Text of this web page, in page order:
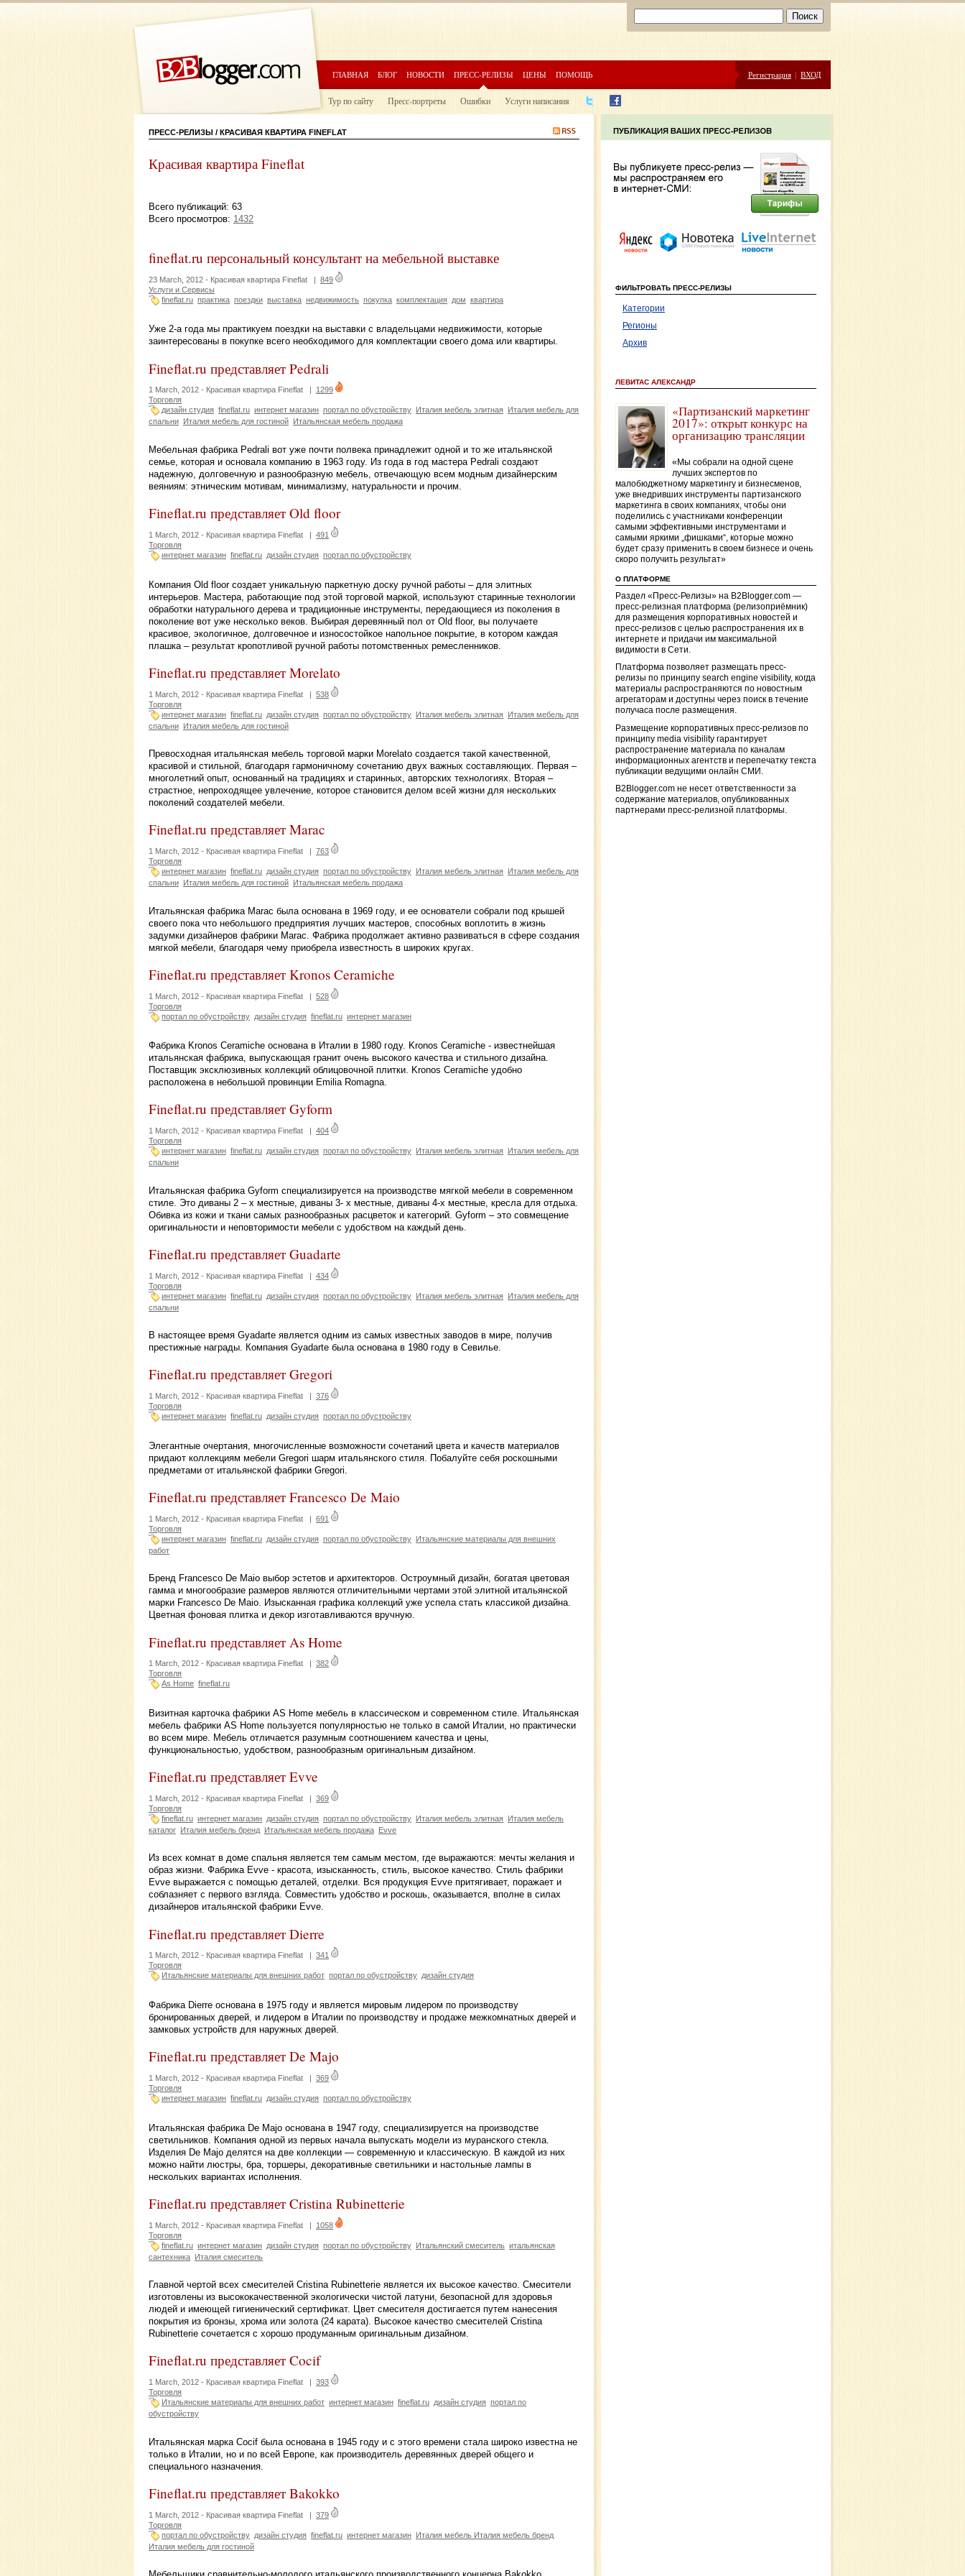
ГЛАВНАЯ БЛОГ НОВОСТИ ПРЕСС-РЕЛИЗЫ ЦЕНЫ ПОМОЩЬ Регистрация | ВХОД
Тур по сайту Пресс-портреты Ошибки Услуги написания
ПРЕСС-РЕЛИЗЫ / КРАСИВАЯ КВАРТИРА FINEFLAT
Красивая квартира Fineflat
Всего публикаций: 63
Всего просмотров: 1432
fineflat.ru персональный консультант на мебельной выставке
23 March, 2012 - Красивая квартира Fineflat | 849
Услуги и Сервисы
fineflat.ru практика поездки выставка недвижимость покупка комплектация дом квартира
Уже 2-а года мы практикуем поездки на выставки с владельцами недвижимости, которые
заинтересованы в покупке всего необходимого для комплектации своего дома или квартиры.
Fineflat.ru представляет Pedrali
1 March, 2012 - Красивая квартира Fineflat
1299
Торговля
дизайн студия fineflat.ru интернет магазин портал по обустройству Италия мебель элитная Италия мебель для
спальни Италия мебель для гостиной Итальянская мебель продажа
Мебельная фабрика Pedrali вот уже почти полвека принадлежит одной и то же итальянской
семье, которая и основала компанию в 1963 году. Из года в год мастера Pedrali создают
надежную, долговечную и разнообразную мебель, отвечающую всем модным дизайнерским
веяниям: этническим мотивам, минимализму, натуральности и прочим.
Fineflat.ru представляет Old floor
1 March, 2012 - Красивая квартира Fineflat | 491
Торговля
интернет магазин fineflat.ru дизайн студия портал по обустройству
Компания Old floor создает уникальную паркетную доску ручной работы – для элитных
интерьеров. Мастера, работающие под этой торговой маркой, используют старинные технологии
обработки натурального дерева и традиционные инструменты, передающиеся из поколения в
поколение вот уже несколько веков. Выбирая деревянный пол от Old floor, вы получаете
красивое, экологичное, долговечное и износостойкое напольное покрытие, в котором каждая
плашка – результат кропотливой ручной работы потомственных ремесленников.
Fineflat.ru представляет Morelato
1 March, 2012 - Красивая квартира Fineflat | 538
Торговля
интернет магазин fineflat.ru дизайн студия портал по обустройству Италия мебель элитная Италия мебель для
спальни Италия мебель для гостиной
Превосходная итальянская мебель торговой марки Morelato создается такой качественной,
красивой и стильной, благодаря гармоничному сочетанию двух важных составляющих. Первая –
многолетний опыт, основанный на традициях и старинных, авторских технологиях. Вторая –
страстное, непроходящее увлечение, которое становится делом всей жизни для нескольких
поколений создателей мебели.
Fineflat.ru представляет Marac
1 March, 2012 - Красивая квартира Fineflat | 763
Торговля
интернет магазин fineflat.ru дизайн студия портал по обустройству Италия мебель элитная Италия мебель для
спальни Италия мебель для гостиной Итальянская мебель продажа
Итальянская фабрика Marac была основана в 1969 году, и ее основатели собрали под крышей
своего пока что небольшого предприятия лучших мастеров, способных воплотить в жизнь
задумки дизайнеров фабрики Marac. Фабрика продолжает активно развиваться в сфере создания
мягкой мебели, благодаря чему приобрела известность в широких кругах.
Fineflat.ru представляет Kronos Ceramiche
1 March, 2012 - Красивая квартира Fineflat | 528
Торговля
портал по обустройству дизайн студия fineflat.ru интернет магазин
Фабрика Kronos Ceramiche основана в Италии в 1980 году. Kronos Ceramiche - известнейшая
итальянская фабрика, выпускающая гранит очень высокого качества и стильного дизайна.
Поставщик эксклюзивных коллекций облицовочной плитки. Kronos Ceramiche удобно
расположена в небольшой провинции Emilia Romagna.
Fineflat.ru представляет Gyform
1 March, 2012 - Красивая квартира Fineflat | 404
Торговля
интернет магазин fineflat.ru дизайн студия портал по обустройству Италия мебель элитная Италия мебель для
спальни
Итальянская фабрика Gyform специализируется на производстве мягкой мебели в современном
стиле. Это диваны 2 – х местные, диваны 3- х местные, диваны 4-х местные, кресла для отдыха.
Обивка из кожи и ткани самых разнообразных расцветок и категорий. Gyform – это совмещение
оригинальности и неповторимости мебели с удобством на каждый день.
Fineflat.ru представляет Guadarte
1 March, 2012 - Красивая квартира Fineflat | 434
Торговля
интернет магазин fineflat.ru дизайн студия портал по обустройству Италия мебель элитная Италия мебель для
спальни
В настоящее время Gyadarte является одним из самых известных заводов в мире, получив
престижные награды. Компания Gyadarte была основана в 1980 году в Севилье.
Fineflat.ru представляет Gregori
1 March, 2012 - Красивая квартира Fineflat
376
Торговля
интернет магазин fineflat.ru дизайн студия портал по обустройству
Элегантные очертания, многочисленные возможности сочетаний цвета и качеств материалов
придают коллекциям мебели Gregori шарм итальянского стиля. Побалуйте себя роскошными
предметами от итальянской фабрики Gregori.
Fineflat.ru представляет Francesco De Maio
1 March, 2012 - Красивая квартира Fineflat | 691
Торговля
интернет магазин fineflat.ru дизайн студия портал по обустройству Итальянские материалы для внешних
работ
Бренд Francesco De Maio выбор эстетов и архитекторов. Остроумный дизайн, богатая цветовая
гамма и многообразие размеров являются отличительными чертами этой элитной итальянской
марки Francesco De Maio. Изысканная графика коллекций уже успела стать классикой дизайна.
Цветная фоновая плитка и декор изготавливаются вручную.
Fineflat.ru представляет As Home
1 March, 2012 - Красивая квартира Fineflat
382
Торговля
As Home fineflat.ru
Визитная карточка фабрики AS Home мебель в классическом и современном стиле. Итальянская
мебель фабрики AS Home пользуется популярностью не только в самой Италии, но практически
во всем мире. Мебель отличается разумным соотношением качества и цены,
функциональностью, удобством, разнообразным оригинальным дизайном.
Fineflat.ru представляет Evve
1 March, 2012 - Красивая квартира Fineflat | 369
Торговля
fineflat.ru интернет магазин дизайн студия портал по обустройству Италия мебель элитная Италия мебель
каталог Италия мебель бренд Итальянская мебель продажа Evve
Из всех комнат в доме спальня является тем самым местом, где выражаются: мечты желания и
образ жизни. Фабрика Evve - красота, изысканность, стиль, высокое качество. Стиль фабрики
Evve выражается с помощью деталей, отделки. Вся продукция Evve притягивает, поражает и
соблазняет с первого взгляда. Совместить удобство и роскошь, оказывается, вполне в силах
дизайнеров итальянской фабрики Evve.
Fineflat.ru представляет Dierre
1 March, 2012 - Красивая квартира Fineflat
341
Торговля
Итальянские материалы для внешних работ портал по обустройству дизайн студия
Фабрика Dierre основана в 1975 году и является мировым лидером по производству
бронированных дверей, и лидером в Италии по производству и продаже межкомнатных дверей и
замковых устройств для наружных дверей.
Fineflat.ru представляет De Majo
1 March, 2012 - Красивая квартира Fineflat | 369
Торговля
интернет магазин fineflat.ru дизайн студия портал по обустройству
Итальянская фабрика De Majo основана в 1947 году, специализируется на производстве
светильников. Компания одной из первых начала выпускать модели из муранского стекла.
Изделия De Majo делятся на две коллекции — современную и классическую. В каждой из них
можно найти люстры, бра, торшеры, декоративные светильники и настольные лампы в
нескольких вариантах исполнения.
Fineflat.ru представляет Cristina Rubinetterie
1 March, 2012 - Красивая квартира Fineflat | 1058
Торговля
fineflat.ru интернет магазин дизайн студия портал по обустройству Итальянский смеситель итальянская
сантехника Италия смеситель
Главной чертой всех смесителей Cristina Rubinetterie является их высокое качество. Смесители
изготовлены из высококачественной экологически чистой латуни, безопасной для здоровья
людей и имеющей гигиенический сертификат. Цвет смесителя достигается путем нанесения
покрытия из бронзы, хрома или золота (24 карата). Высокое качество смесителей Cristina
Rubinetterie сочетается с хорошо продуманным оригинальным дизайном.
Fineflat.ru представляет Cocif
1 March, 2012 - Красивая квартира Fineflat | 393
Торговля
Итальянские материалы для внешних работ интернет магазин fineflat.ru дизайн студия портал по
обустройству
Итальянская марка Cocif была основана в 1945 году и с этого времени стала широко известна не
только в Италии, но и по всей Европе, как производитель деревянных дверей общего и
специального назначения.
Fineflat.ru представляет Bakokko
1 March, 2012 - Красивая квартира Fineflat | 379
Торговля
портал по обустройству дизайн студия fineflat.ru интернет магазин Италия мебель Италия мебель бренд
Италия мебель для гостиной
ФИЛЬТРОВАТЬ ПРЕСС-РЕЛИЗЫ
Категории
Регионы
Архив
ЛЕВИТАС АЛЕКСАНДР
«Партизанский маркетинг
2017»: открыт конкурс на
организацию трансляции
«Мы собрали на одной сцене
лучших экспертов по
малобюджетному маркетингу и бизнесменов,
уже внедривших инструменты партизанского
маркетинга в своих компаниях, чтобы они
поделились с участниками конференции
самыми эффективными инструментами и
самыми яркими „фишками“, которые можно
будет сразу применить в своем бизнесе и очень
скоро получить результат»
О ПЛАТФОРМЕ
Раздел «Пресс-Релизы» на B2Blogger.com —
пресс-релизная платформа (релизоприёмник)
для размещения корпоративных новостей и
пресс-релизов с целью распространения их в
интернете и придачи им максимальной
видимости в Сети.
Платформа позволяет размещать пресс-
релизы по принципу search engine visibility, когда
материалы распространяются по новостным
агрегаторам и доступны через поиск в течение
получаса после размещения.
Размещение корпоративных пресс-релизов по
принципу media visibility гарантирует
распространение материала по каналам
информационных агентств и перепечатку текста
публикации ведущими онлайн СМИ.
B2Blogger.com не несет ответственности за
содержание материалов, опубликованных
партнерами пресс-релизной платформы.